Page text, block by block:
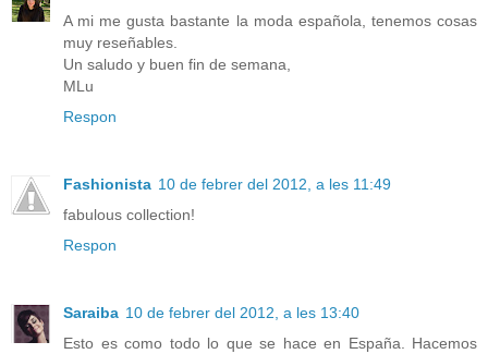
A mi me gusta bastante la moda española, tenemos cosas
muy reseñables.
Un saludo y buen fin de semana,
MLu
Respon
Fashionista 10 de febrer del 2012, a les 11:49
fabulous collection!
Respon
Saraiba 10 de febrer del 2012, a les 13:40
Esto es como todo lo que se hace en España. Hacemos